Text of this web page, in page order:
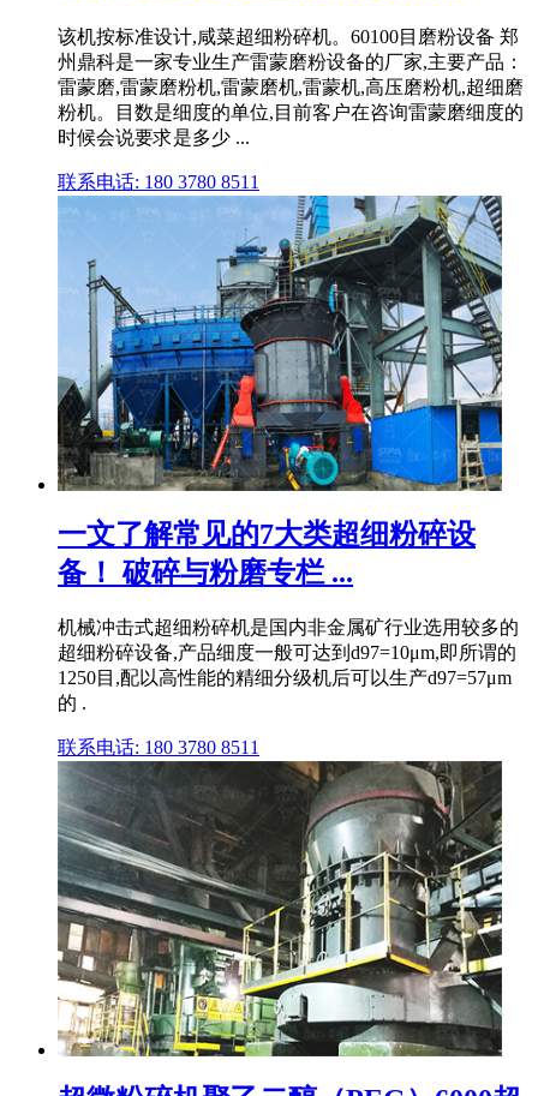
该机按标准设计,咸菜超细粉碎机。60100目磨粉设备 郑
州鼎科是一家专业生产雷蒙磨粉设备的厂家,主要产品：
雷蒙磨,雷蒙磨粉机,雷蒙磨机,雷蒙机,高压磨粉机,超细磨
粉机。目数是细度的单位,目前客户在咨询雷蒙磨细度的
时候会说要求是多少 ...
联系电话: 180 3780 8511
一文了解常见的7大类超细粉碎设
备！ 破碎与粉磨专栏 ...
机械冲击式超细粉碎机是国内非金属矿行业选用较多的
超细粉碎设备,产品细度一般可达到d97=10μm,即所谓的
1250目,配以高性能的精细分级机后可以生产d97=57μm
的 .
联系电话: 180 3780 8511